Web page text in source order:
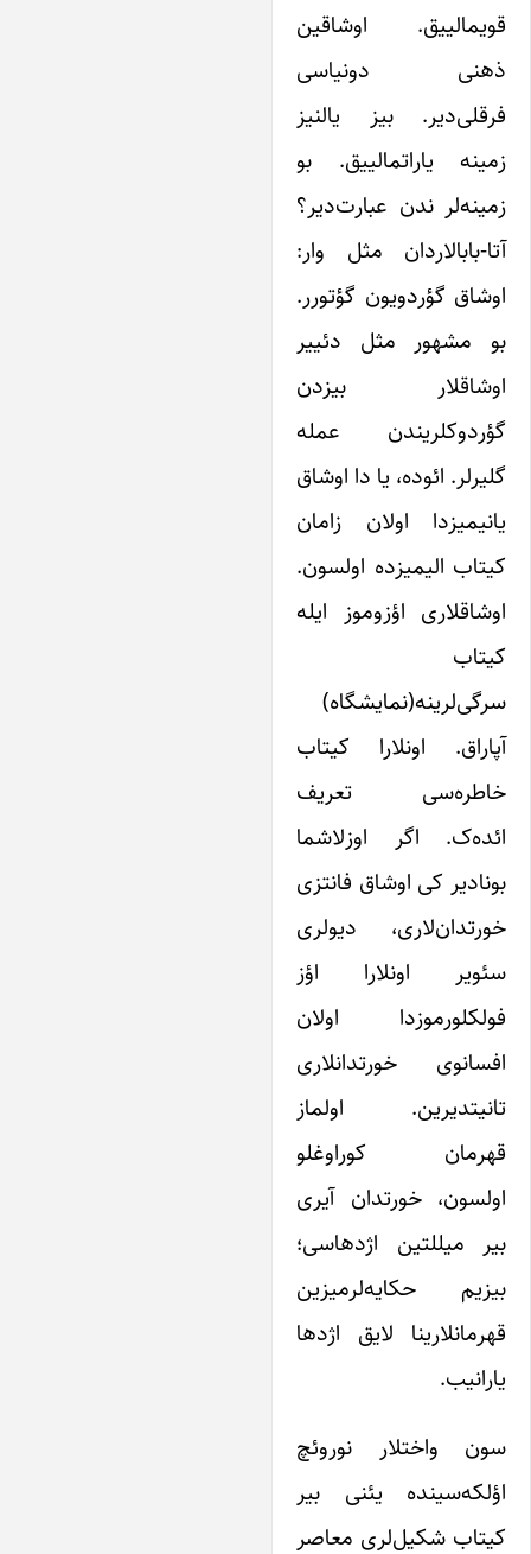
اوشاقین
دونیاسی
بیز یالنیز
یاراتمالییق. بو
ندن عبارت‌دیر؟
بابالاردان مثل وار:
گؤردویون گؤتورر.
مشهور مثل دئییر
بیزدن
عمله
ائوده، یا دا اوشاق
اولان زامان
الیمیزده اولسون.
اؤزوموز ایله
اونلارا کیتاب
تعریف
اگر اوزلاشما
کی اوشاق فانتزی
دیولری
اونلارا اؤز
اولان
خورتدانلاری
اولماز
کوراوغلو
خورتدان آیری
میللتین اژدهاسی؛
حکایه‌لرمیزین
لایق اژدها
واختلار نوروئچ
یئنی بیر
شکیل‌لری معاصر